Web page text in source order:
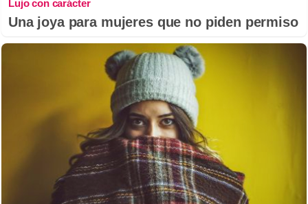
Lujo con carácter
Una joya para mujeres que no piden permiso